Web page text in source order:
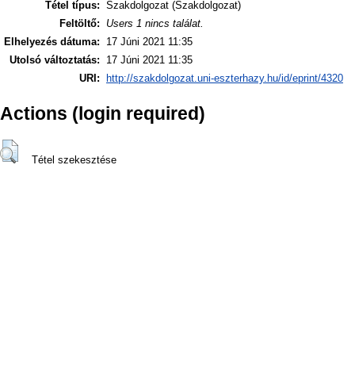
Tétel típus: Szakdolgozat (Szakdolgozat)
Feltöltő:
Users 1 nincs találat.
Elhelyezés dátuma:
17 Júni 2021 11:35
Utolsó változtatás:
17 Júni 2021 11:35
URI:
http://szakdolgozat.uni-eszterhazy.hu/id/eprint/4320
Actions (login required)
Tétel szekesztése